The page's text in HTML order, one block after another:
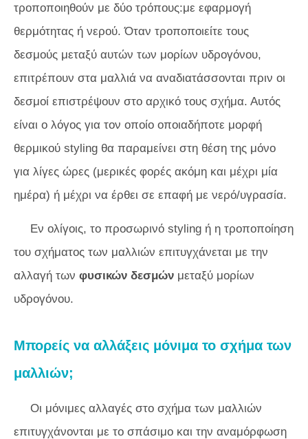
τροποποιηθούν με δύο τρόπους:με εφαρμογή
θερμότητας ή νερού. Όταν τροποποιείτε τους
δεσμούς μεταξύ αυτών των μορίων υδρογόνου,
επιτρέπουν στα μαλλιά να αναδιατάσσονται πριν οι
δεσμοί επιστρέψουν στο αρχικό τους σχήμα. Αυτός
είναι ο λόγος για τον οποίο οποιαδήποτε μορφή
θερμικού styling θα παραμείνει στη θέση της μόνο
για λίγες ώρες (μερικές φορές ακόμη και μέχρι μία
ημέρα) ή μέχρι να έρθει σε επαφή με νερό/υγρασία.
Εν ολίγοις, το προσωρινό styling ή η τροποποίηση
του σχήματος των μαλλιών επιτυγχάνεται με την
αλλαγή των φυσικών δεσμών μεταξύ μορίων
υδρογόνου.
Μπορείς να αλλάξεις μόνιμα το σχήμα των
μαλλιών;
Οι μόνιμες αλλαγές στο σχήμα των μαλλιών
επιτυγχάνονται με το σπάσιμο και την αναμόρφωση